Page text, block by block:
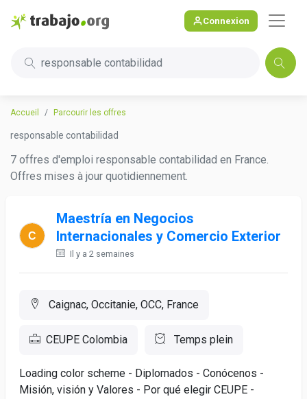
Connexion
responsable contabilidad
Accueil Parcourir les offres
responsable contabilidad
7 offres d'emploi responsable contabilidad en France.
Offres mises à jour quotidiennement.
Maestría en Negocios
Internacionales y Comercio Exterior
Il y a 2 semaines
Caignac, Occitanie, OCC, France
CEUPE Colombia Temps plein
Loading color scheme - Diplomados - Conócenos -
Misión, visión y Valores - Por qué elegir CEUPE -